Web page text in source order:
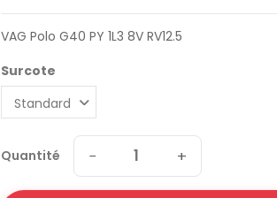
VAG Polo G40 PY 1L3 8V RV12.5
Surcote
Quantité − +